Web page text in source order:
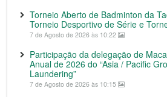
Torneio Aberto de Badminton da
Torneio Desportivo de Série e
7 de Agosto de 2026 às 10:22
Participação da delegação de
Anual de 2026 do “Asia / Pacific
Laundering”
7 de Agosto de 2026 às 10:15